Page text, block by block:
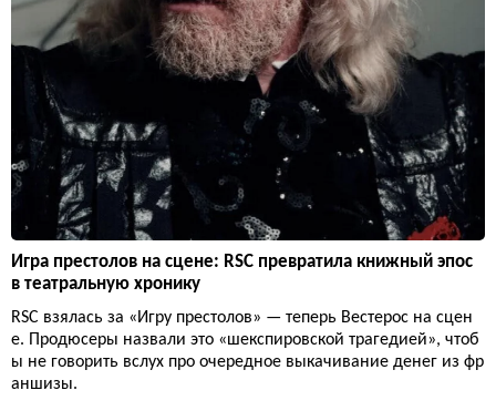
Игра престолов на сцене: RSC превратила книжный эпос
в театральную хронику
RSC взялась за «Игру престолов» — теперь Вестерос на сцен
е. Продюсеры назвали это «шекспировской трагедией», чтоб
ы не говорить вслух про очередное выкачивание денег из фр
аншизы.